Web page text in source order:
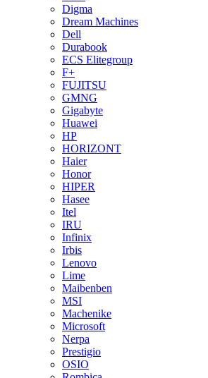
Digma
Dream Machines
Dell
Durabook
ECS Elitegroup
F+
FUJITSU
GMNG
Gigabyte
Huawei
HP
HORIZONT
Haier
Honor
HIPER
Hasee
Itel
IRU
Infinix
Irbis
Lenovo
Lime
Maibenben
MSI
Machenike
Microsoft
Nerpa
Prestigio
OSIO